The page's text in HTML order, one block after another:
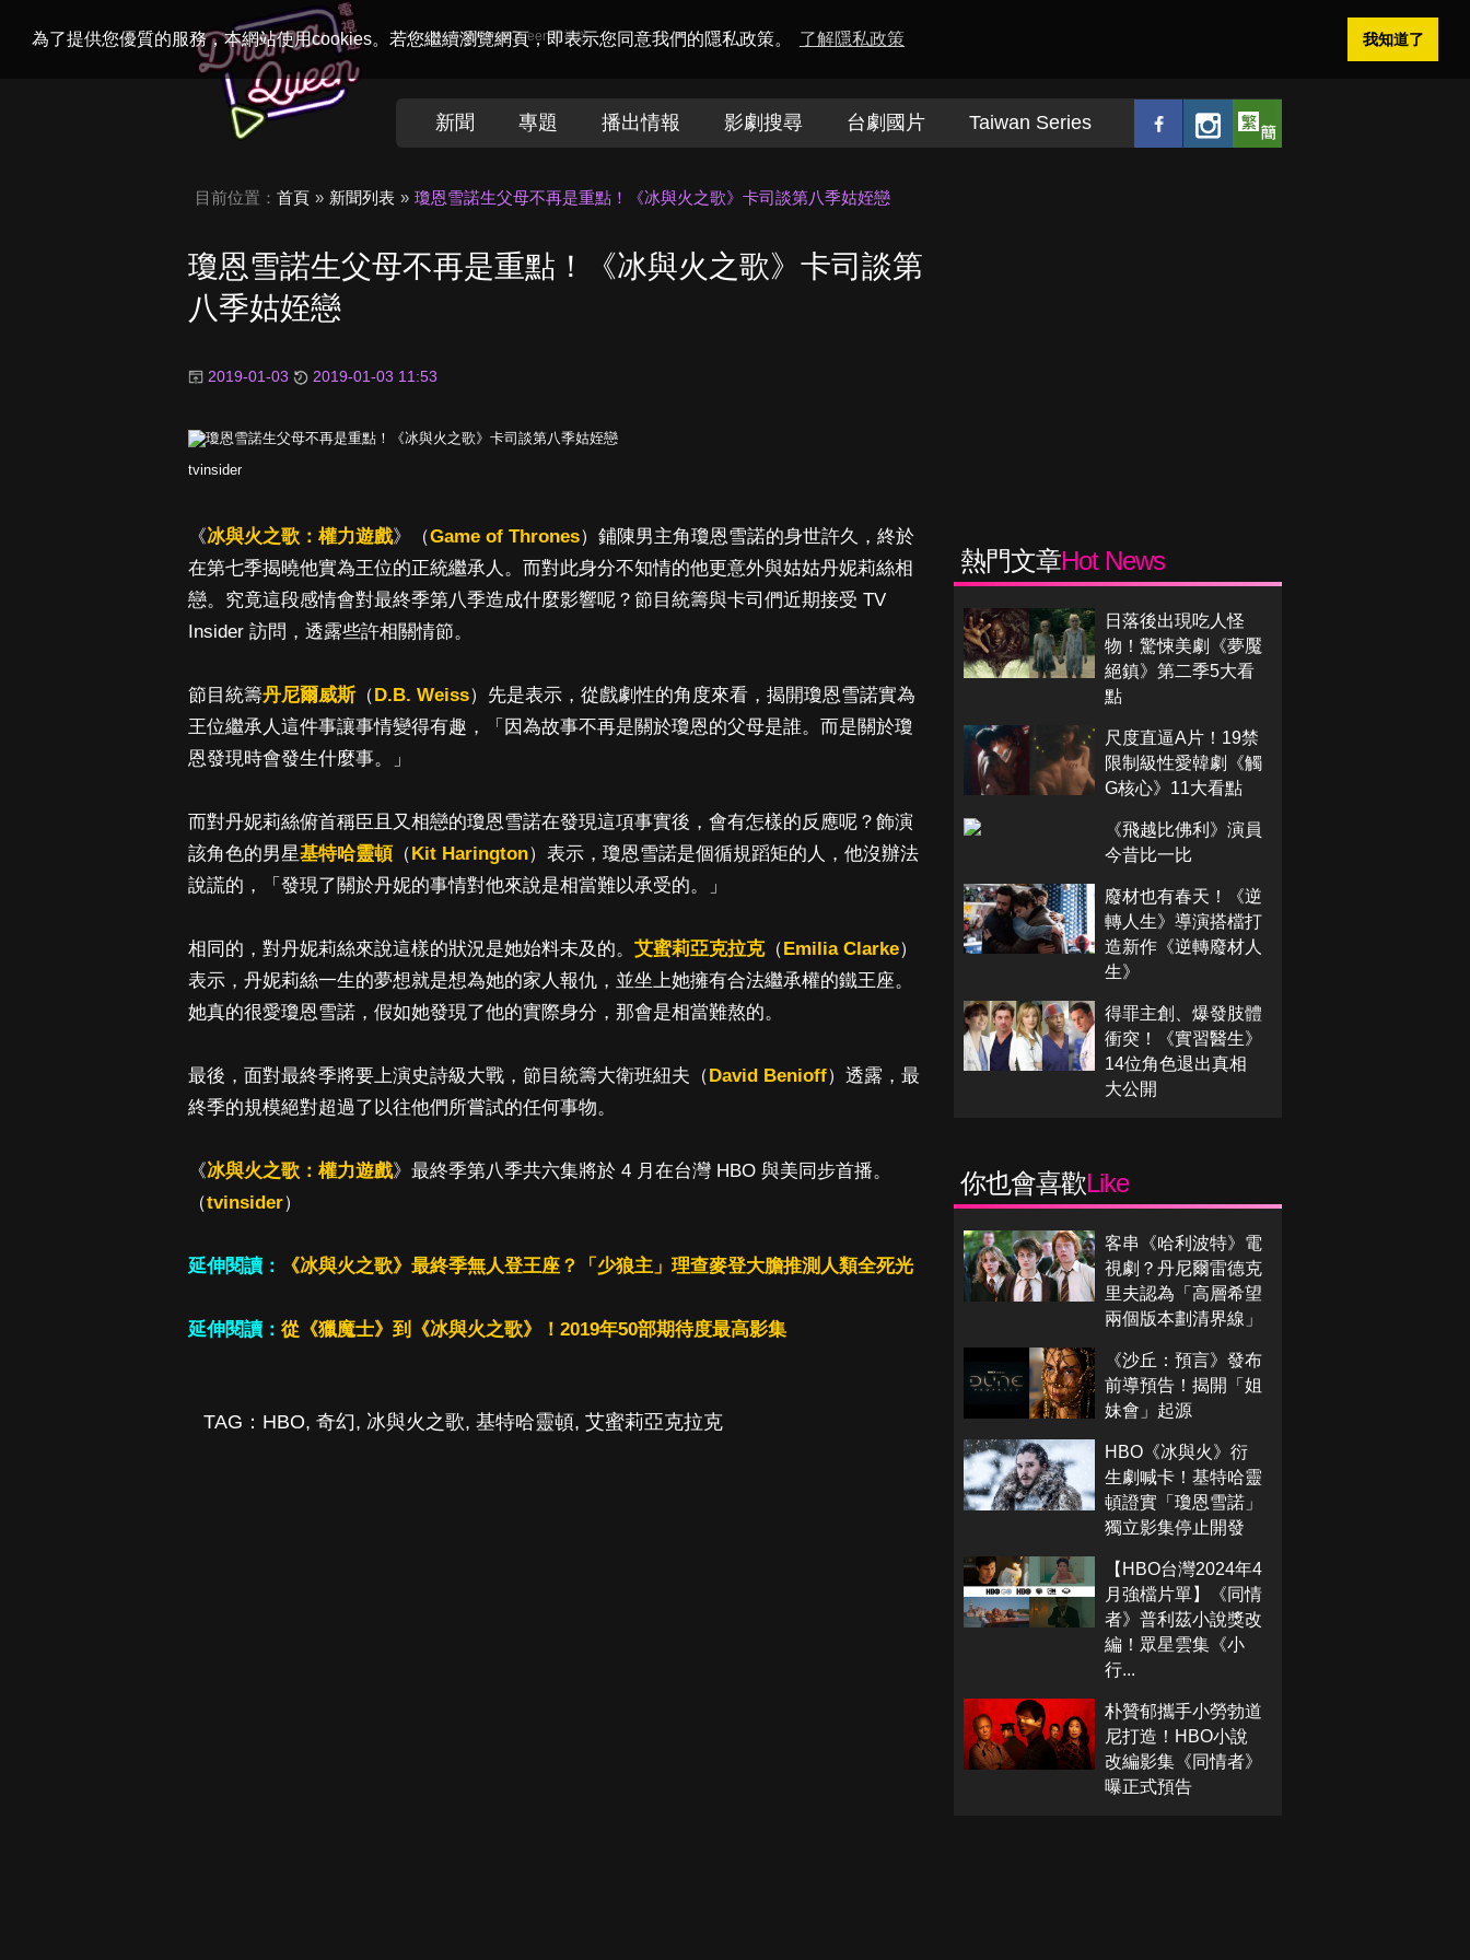
為了提供您優質的服務，本網站使用cookies。若您繼續瀏覽網頁，即表示您同意我們的隱私政策。 了解隱私政策 我知道了
Welcome toDramaQueen電視迷
新聞 專題 播出情報 影劇搜尋 台劇國片 Taiwan Series
目前位置： 首頁 新聞列表 瓊恩雪諾生父母不再是重點！《冰與火之歌》卡司談第八季姑姪戀
瓊恩雪諾生父母不再是重點！《冰與火之歌》卡司談第
八季姑姪戀
2019-01-03 2019-01-03 11:53
tvinsider
《冰與火之歌：權力遊戲》（Game of Thrones）鋪陳男主角瓊恩雪諾的身世許久，終於
在第七季揭曉他實為王位的正統繼承人。而對此身分不知情的他更意外與姑姑丹妮莉絲相
戀。究竟這段感情會對最終季第八季造成什麼影響呢？節目統籌與卡司們近期接受 TV
Insider 訪問，透露些許相關情節。
節目統籌丹尼爾威斯（D.B. Weiss）先是表示，從戲劇性的角度來看，揭開瓊恩雪諾實為
王位繼承人這件事讓事情變得有趣，「因為故事不再是關於瓊恩的父母是誰。而是關於瓊
恩發現時會發生什麼事。」
而對丹妮莉絲俯首稱臣且又相戀的瓊恩雪諾在發現這項事實後，會有怎樣的反應呢？飾演
該角色的男星基特哈靈頓（Kit Harington）表示，瓊恩雪諾是個循規蹈矩的人，他沒辦法
說謊的，「發現了關於丹妮的事情對他來說是相當難以承受的。」
相同的，對丹妮莉絲來說這樣的狀況是她始料未及的。 艾蜜莉亞克拉克（Emilia Clarke）
表示，丹妮莉絲一生的夢想就是想為她的家人報仇，並坐上她擁有合法繼承權的鐵王座。
她真的很愛瓊恩雪諾，假如她發現了他的實際身分，那會是相當難熬的。
最後，面對最終季將要上演史詩級大戰，節目統籌大衛班紐夫（David Benioff）透露，最
終季的規模絕對超過了以往他們所嘗試的任何事物。
《冰與火之歌：權力遊戲》最終季第八季共六集將於 4 月在台灣 HBO 與美同步首播。
（tvinsider）
延伸閱讀： 《冰與火之歌》最終季無人登王座？「少狼主」理查麥登大膽推測人類全死光
延伸閱讀： 從《獵魔士》到《冰與火之歌》！2019年50部期待度最高影集
TAG： HBO, 奇幻, 冰與火之歌, 基特哈靈頓, 艾蜜莉亞克拉克
熱門文章Hot News
日落後出現吃人怪
物！驚悚美劇《夢魘
絕鎮》第二季5大看
點
尺度直逼A片！19禁
限制級性愛韓劇《觸
G核心》11大看點
《飛越比佛利》演員
今昔比一比
廢材也有春天！《逆
轉人生》導演搭檔打
造新作《逆轉廢材人
生》
得罪主創、爆發肢體
衝突！《實習醫生》
14位角色退出真相
大公開
你也會喜歡Like
客串《哈利波特》電
視劇？丹尼爾雷德克
里夫認為「高層希望
兩個版本劃清界線」
《沙丘：預言》發布
前導預告！揭開「姐
妹會」起源
HBO《冰與火》衍
生劇喊卡！基特哈靈
頓證實「瓊恩雪諾」
獨立影集停止開發
【HBO台灣2024年4
月強檔片單】《同情
者》普利茲小說獎改
編！眾星雲集《小
行...
朴贊郁攜手小勞勃道
尼打造！HBO小說
改編影集《同情者》
曝正式預告